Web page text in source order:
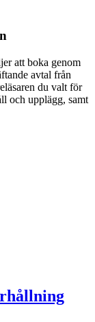
att boka genom
avtal från
du valt för
och upplägg, samt